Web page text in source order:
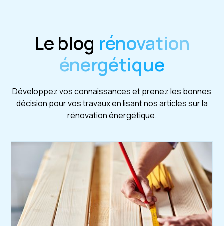
Le blog rénovation
énergétique
Développez vos connaissances et prenez les bonnes
décision pour vos travaux en lisant nos articles sur la
rénovation énergétique.